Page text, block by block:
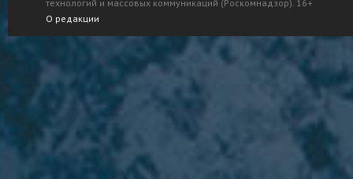
технологий и массовых коммуникаций (Роскомнадзор). 16+
О редакции